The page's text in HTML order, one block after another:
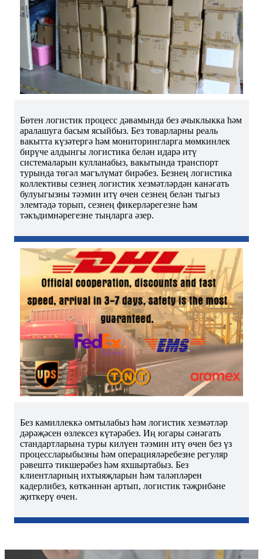
Бөтен логистик процесс дәвамында без ачыклыкка һәм
аралашуга басым ясыйбыз. Без товарларны реаль
вакытта күзәтергә һәм мониторингларга мөмкинлек
бирүче алдынгы логистика белән идарә итү
системаларын кулланабыз, вакытында транспорт
турында төгәл мәгълүмат бирәбез. Безнең логистика
коллективы сезнең логистик хезмәтләрдән канәгать
булуыгызны тәэмин итү өчен сезнең белән тыгыз
элемтәдә торып, сезнең фикерләрегезне һәм
тәкъдимнәрегезне тыңларга әзер.
Без камиллеккә омтылабыз һәм логистик хезмәтләр
дәрәҗәсен өзлексез күтәрәбез. Иң югары сәнәгать
стандартларына туры килүен тәэмин итү өчен без үз
процессларыбызны һәм операцияләребезне регуляр
рәвештә тикшерәбез һәм яхшыртабыз. Без
клиентларның ихтыяҗларын һәм таләпләрен
кадерлибез, көткәннән артып, логистик тәҗрибәне
җиткерү өчен.